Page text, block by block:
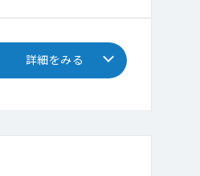
詳細をみる